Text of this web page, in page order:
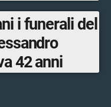
i funerali del
42 anni